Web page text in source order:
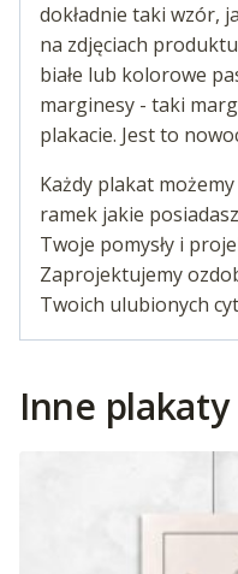
dokładnie taki wzór,
na zdjęciach
białe lub kolorowe
marginesy - taki
plakacie. Jest to
Każdy plakat
ramek jakie
Twoje pomysły i
Zaprojektujemy
Twoich ulubionych
Inne